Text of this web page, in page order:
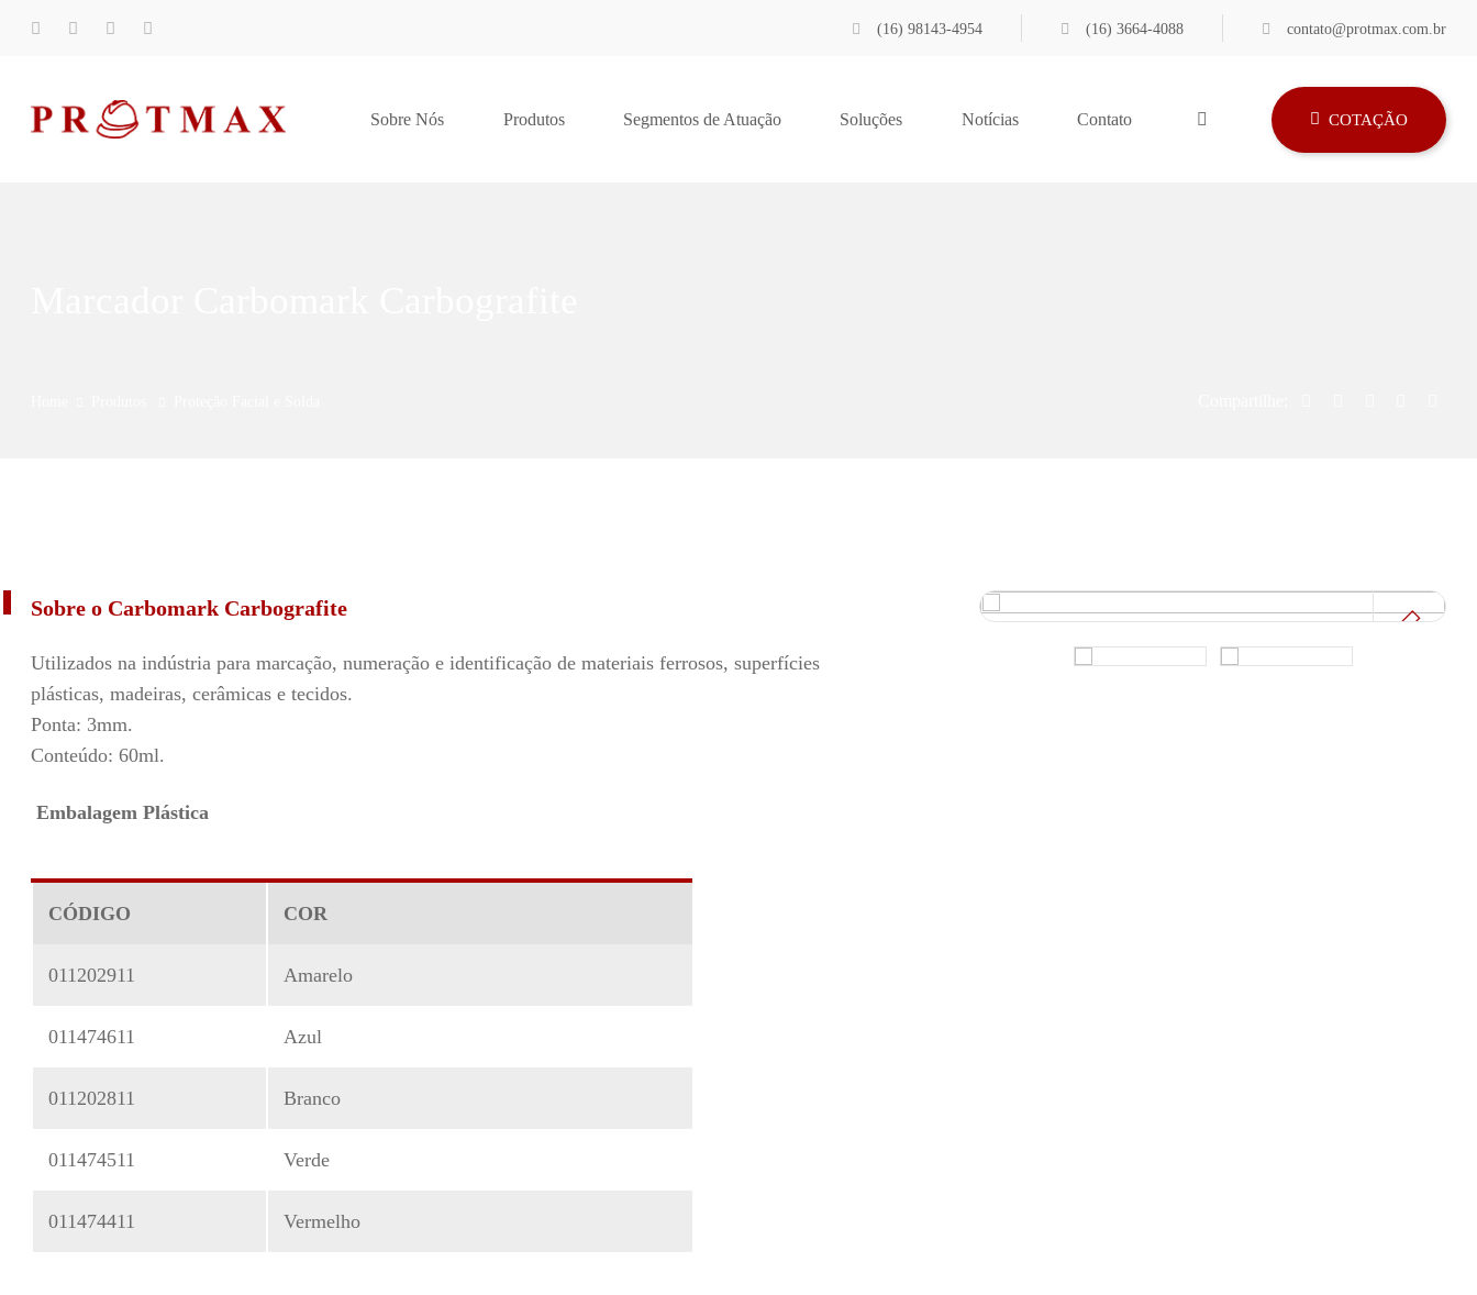
(16) 98143-4954 (16) 3664-4088 contato@protmax.com.br
Sobre Nós Produtos Segmentos de Atuação Soluções Notícias Contato COTAÇÃO
Sobre o Carbomark Carbografite
Utilizados na indústria para marcação, numeração e identificação de materiais ferrosos, superfícies
plásticas, madeiras, cerâmicas e tecidos.
Ponta: 3mm.
Conteúdo: 60ml.
Embalagem Plástica
CÓDIGO COR
011202911 Amarelo
011474611 Azul
011202811 Branco
011474511 Verde
011474411 Vermelho